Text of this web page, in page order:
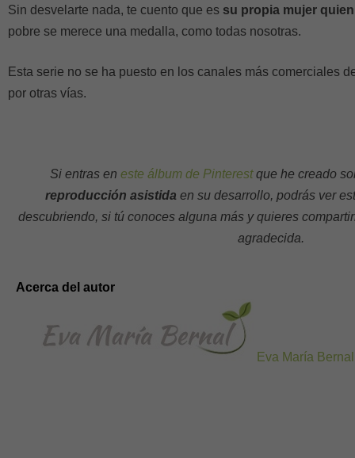
Sin desvelarte nada, te cuento que es su propia mujer
pobre se merece una medalla, como todas nosotras.
Esta serie no se ha puesto en los canales más comerciales
por otras vías.
Si entras en este álbum de Pinterestque he creado
reproducción asistida en su desarrollo, podrás ver
descubriendo, si tú conoces alguna más y quieres
agradecida.
Acerca del autor
Eva María Bernal